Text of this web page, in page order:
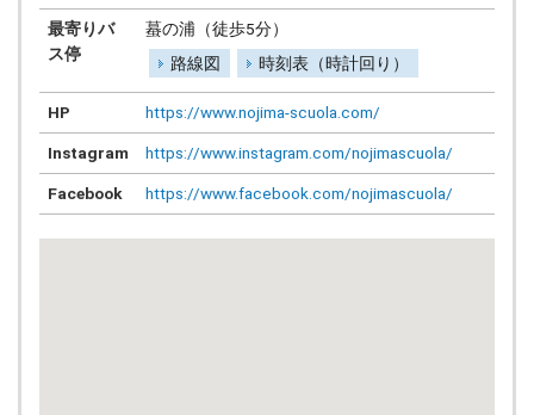
最寄りバ
ス停
蟇の浦（徒歩5分）
路線図
時刻表（時計回り）
HP https://www.nojima-scuola.com/
Instagram https://www.instagram.com/nojimascuola/
Facebook https://www.facebook.com/nojimascuola/